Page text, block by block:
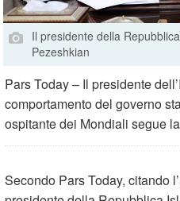
Il presidente della
Pezeshkian
Pars Today – Il presidente
comportamento del governo
ospitante dei Mondiali segue
Secondo Pars Today, citando